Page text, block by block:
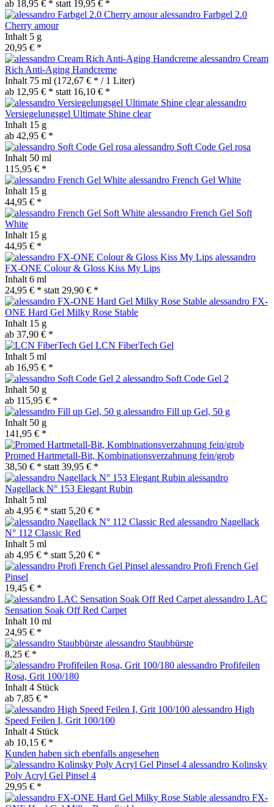
ab 18,95 € * statt 19,95 € *
alessandro Farbgel 2.0
Cherry amour
Inhalt 5 g
20,95 € *
alessandro Cream
Rich Anti-Aging Handcreme
Inhalt 75 ml (172,67 € * / 1 Liter)
ab 12,95 € * statt 16,10 € *
alessandro
Versiegelungsgel Ultimate Shine clear
Inhalt 15 g
ab 42,95 € *
alessandro Soft Code Gel rosa
Inhalt 50 ml
115,95 € *
alessandro French Gel White
Inhalt 15 g
44,95 € *
alessandro French Gel Soft
White
Inhalt 15 g
44,95 € *
alessandro
FX-ONE Colour & Gloss Kiss My Lips
Inhalt 6 ml
24,95 € * statt 29,90 € *
alessandro FX-
ONE Hard Gel Milky Rose Stable
Inhalt 15 g
ab 37,90 € *
LCN FiberTech Gel
Inhalt 5 ml
ab 16,95 € *
alessandro Soft Code Gel 2
Inhalt 50 g
ab 115,95 € *
alessandro Fill up Gel, 50 g
Inhalt 50 g
141,95 € *
Promed Hartmetall-Bit, Kombinationsverzahnung fein/grob
38,50 € * statt 39,95 € *
alessandro
Nagellack N° 153 Elegant Rubin
Inhalt 5 ml
ab 4,95 € * statt 5,20 € *
alessandro Nagellack
N° 112 Classic Red
Inhalt 5 ml
ab 4,95 € * statt 5,20 € *
alessandro Profi French Gel
Pinsel
19,45 € *
alessandro LAC
Sensation Soak Off Red Carpet
Inhalt 10 ml
24,95 € *
alessandro Staubbürste
8,25 € *
alessandro Profifeilen
Rosa, Grit 100/180
Inhalt 4 Stück
ab 7,85 € *
alessandro High
Speed Feilen I, Grit 100/100
Inhalt 4 Stück
ab 10,15 € *
Kunden haben sich ebenfalls angesehen
alessandro Kolinsky
Poly Acryl Gel Pinsel 4
29,95 € *
alessandro FX-